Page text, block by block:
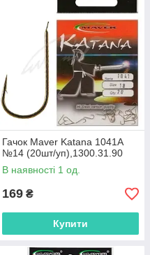
Гачок Maver Katana 1041A
№14 (20шт/уп),1300.31.90
В наявності 1 од.
169 ₴
Купити